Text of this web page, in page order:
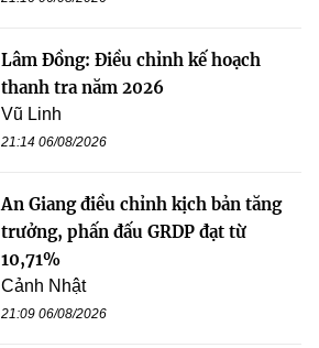
Lâm Đồng: Điều chỉnh kế hoạch
thanh tra năm 2026
Vũ Linh
21:14 06/08/2026
An Giang điều chỉnh kịch bản tăng
trưởng, phấn đấu GRDP đạt từ
10,71%
Cảnh Nhật
21:09 06/08/2026